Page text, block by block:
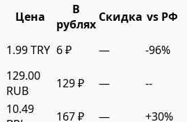
Цена
В
рублях Скидка vs РФ
1.99 TRY 6 ₽ — -96%
129.00
RUB
129 ₽ — --
10.49
167 ₽ — +30%